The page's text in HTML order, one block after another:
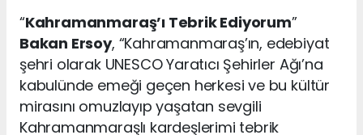
“Kahramanmaraş’ı Tebrik Ediyorum”
Bakan Ersoy, “Kahramanmaraş’ın, edebiyat
şehri olarak UNESCO Yaratıcı Şehirler Ağı’na
kabulünde emeği geçen herkesi ve bu kültür
mirasını omuzlayıp yaşatan sevgili
Kahramanmaraşlı kardeşlerimi tebrik